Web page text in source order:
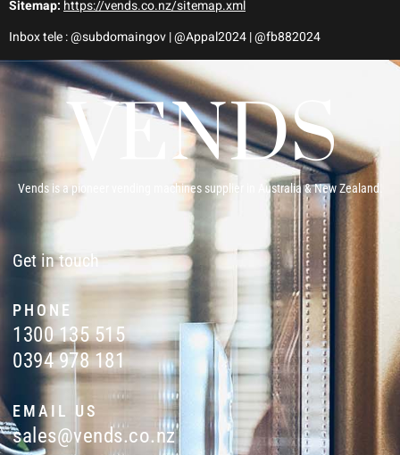
Sitemap: https://vends.co.nz/sitemap.xml
Inbox tele : @subdomaingov | @Appal2024 | @fb882024
Vends is a pioneer vending machines supplier in Australia & New Zealand.
Get in touch
PHONE
1300 135 515
0394 978 181
EMAIL US
sales@vends.co.nz